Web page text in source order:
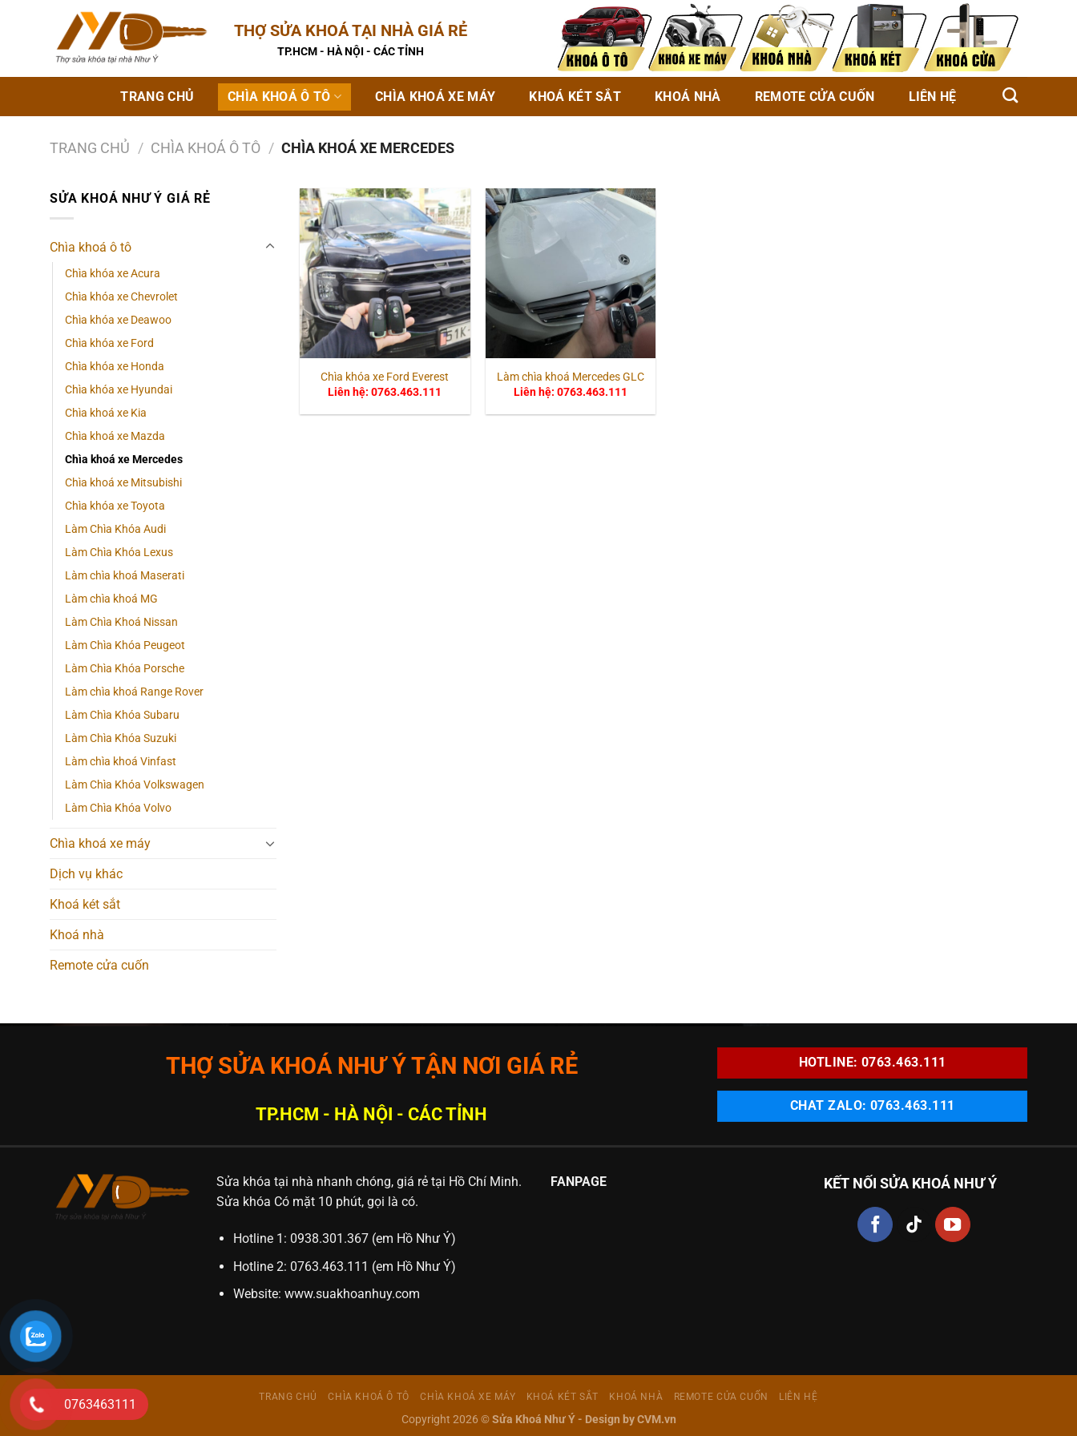
THỢ SỬA KHOÁ TẠI NHÀ GIÁ RẺ
TP.HCM - HÀ NỘI - CÁC TỈNH
TRANG CHỦ CHÌA KHOÁ Ô TÔ CHÌA KHOÁ XE MÁY KHOÁ KÉT SẮT KHOÁ NHÀ REMOTE CỬA CUỐN LIÊN HỆ
TRANG CHỦ / CHÌA KHOÁ Ô TÔ / CHÌA KHOÁ XE MERCEDES
SỬA KHOÁ NHƯ Ý GIÁ RẺ
Chìa khoá ô tô
Chìa khóa xe Acura
Chìa khóa xe Chevrolet
Chìa khóa xe Deawoo
Chìa khóa xe Ford
Chìa khóa xe Honda
Chìa khóa xe Hyundai
Chìa khoá xe Kia
Chìa khoá xe Mazda
Chìa khoá xe Mercedes
Chìa khoá xe Mitsubishi
Chìa khóa xe Toyota
Làm Chìa Khóa Audi
Làm Chìa Khóa Lexus
Làm chìa khoá Maserati
Làm chìa khoá MG
Làm Chìa Khoá Nissan
Làm Chìa Khóa Peugeot
Làm Chìa Khóa Porsche
Làm chìa khoá Range Rover
Làm Chìa Khóa Subaru
Làm Chìa Khóa Suzuki
Làm chìa khoá Vinfast
Làm Chìa Khóa Volkswagen
Làm Chìa Khóa Volvo
Chìa khoá xe máy
Dịch vụ khác
Khoá két sắt
Khoá nhà
Remote cửa cuốn
Chìa khóa xe Ford Everest
Liên hệ: 0763.463.111
Làm chìa khoá Mercedes GLC
Liên hệ: 0763.463.111
THỢ SỬA KHOÁ NHƯ Ý TẬN NƠI GIÁ RẺ
TP.HCM - HÀ NỘI - CÁC TỈNH
HOTLINE: 0763.463.111
CHAT ZALO: 0763.463.111
Sửa khóa tại nhà nhanh chóng, giá rẻ tại Hồ Chí Minh.
Sửa khóa Có mặt 10 phút, gọi là có.
Hotline 1: 0938.301.367 (em Hồ Như Ý)
Hotline 2: 0763.463.111 (em Hồ Như Ý)
Website:www.suakhoanhuy.com
FANPAGE KẾT NỐI SỬA KHOÁ NHƯ Ý
TRANG CHỦ CHÌA KHOÁ Ô TÔ CHÌA KHOÁ XE MÁY KHOÁ KÉT SẮT KHOÁ NHÀ REMOTE CỬA CUỐN LIÊN HỆ
Copyright 2026 ©Sửa Khoá Như Ý - Design by CVM.vn
0763463111